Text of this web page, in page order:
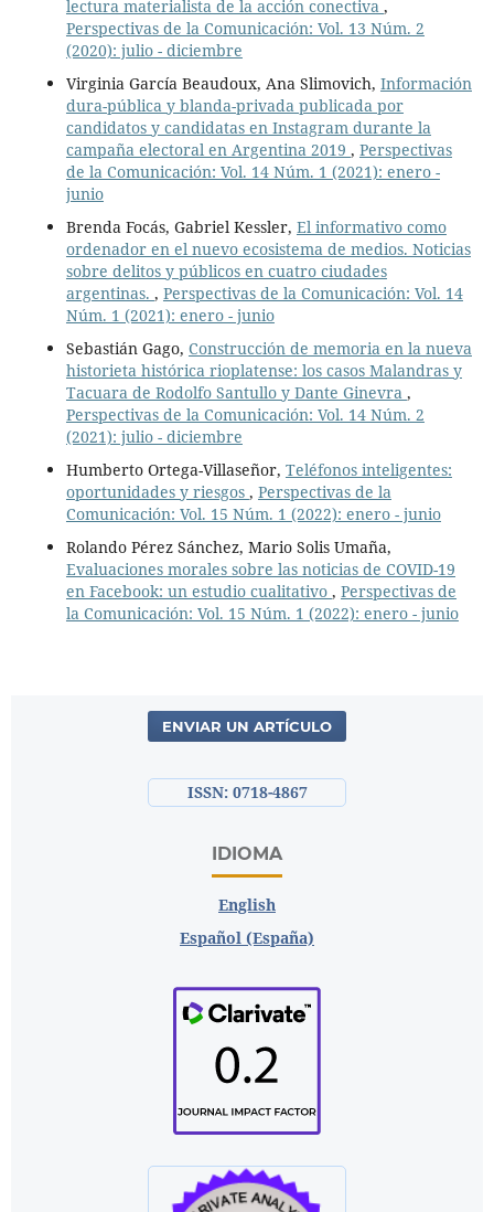
lectura materialista de la acción conectiva ,
Perspectivas de la Comunicación: Vol. 13 Núm. 2
(2020): julio - diciembre
Virginia García Beaudoux, Ana Slimovich, Información
dura-pública y blanda-privada publicada por
candidatos y candidatas en Instagram durante la
campaña electoral en Argentina 2019 , Perspectivas
de la Comunicación: Vol. 14 Núm. 1 (2021): enero -
junio
Brenda Focás, Gabriel Kessler, El informativo como
ordenador en el nuevo ecosistema de medios. Noticias
sobre delitos y públicos en cuatro ciudades
argentinas. , Perspectivas de la Comunicación: Vol. 14
Núm. 1 (2021): enero - junio
Sebastián Gago, Construcción de memoria en la nueva
historieta histórica rioplatense: los casos Malandras y
Tacuara de Rodolfo Santullo y Dante Ginevra ,
Perspectivas de la Comunicación: Vol. 14 Núm. 2
(2021): julio - diciembre
Humberto Ortega-Villaseñor, Teléfonos inteligentes:
oportunidades y riesgos , Perspectivas de la
Comunicación: Vol. 15 Núm. 1 (2022): enero - junio
Rolando Pérez Sánchez, Mario Solis Umaña,
Evaluaciones morales sobre las noticias de COVID-19
en Facebook: un estudio cualitativo , Perspectivas de
la Comunicación: Vol. 15 Núm. 1 (2022): enero - junio
ENVIAR UN ARTÍCULO
ISSN: 0718-4867
IDIOMA
English
Español (España)